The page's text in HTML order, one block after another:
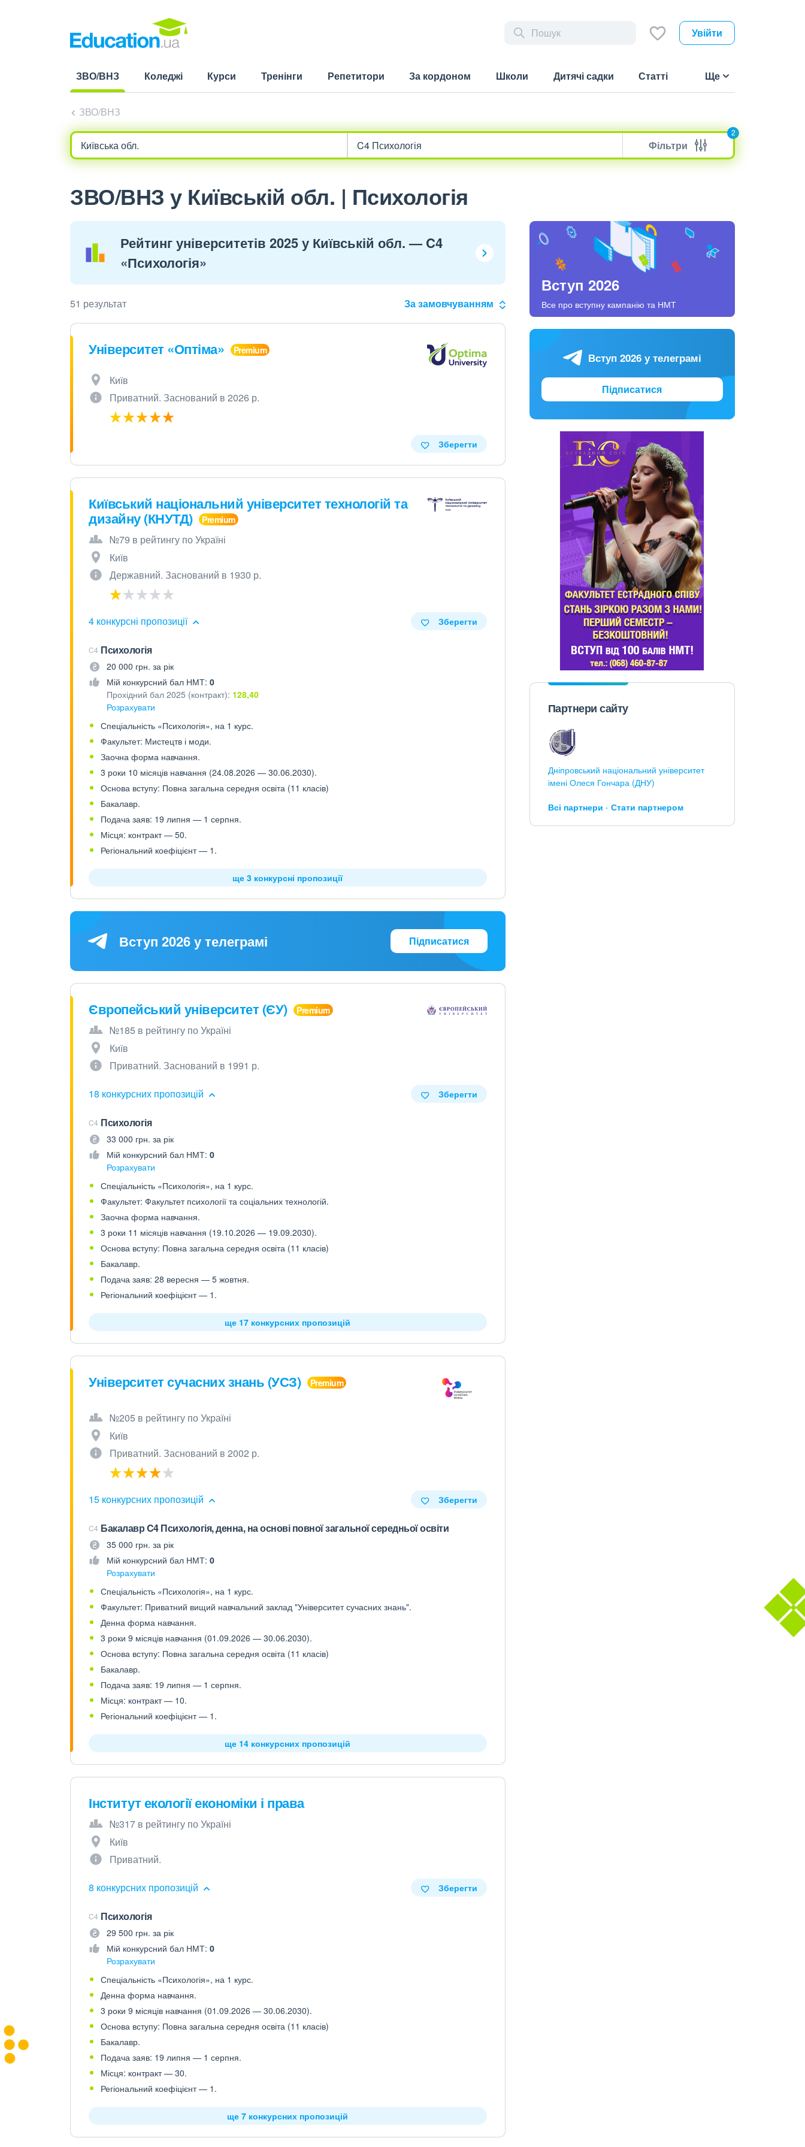
Увійти
ЗВО/ВНЗ
Коледжі Курси Тренінги Репетитори За кордоном Школи Дитячі садки Статті Ще
ЗВО/ВНЗ
Фільтри
2
ЗВО/ВНЗ у Київській обл. | Психологія
Рейтинг університетів 2025 у Київській обл. — C4
«Психологія»
51 результат За замовчуванням
Університет «Оптіма»
Київ
Приватний. Заснований в 2026 р.
Зберегти
Київський національний університет технологій та
дизайну (КНУТД)
№79 в рейтингу по Україні
Київ
Державний. Заснований в 1930 р.
4 конкурсні пропозиції Зберегти
C4 Психологія
20 000 грн. за рік
Мій конкурсний бал НМТ: 0
Прохідний бал 2025 (контракт): 128,40
Розрахувати
Спеціальність «Психологія», на 1 курс.
Факультет: Мистецтв і моди.
Заочна форма навчання.
3 роки 10 місяців навчання (24.08.2026 — 30.06.2030).
Основа вступу: Повна загальна середня освіта (11 класів)
Бакалавр.
Подача заяв: 19 липня — 1 серпня.
Місця: контракт — 50.
Регіональний коефіцієнт — 1.
ще 3 конкурсні пропозиції
Вступ 2026 у телеграмі Підписатися
Європейський університет (ЄУ)
№185 в рейтингу по Україні
Київ
Приватний. Заснований в 1991 р.
18 конкурсних пропозицій Зберегти
C4 Психологія
33 000 грн. за рік
Мій конкурсний бал НМТ: 0
Розрахувати
Спеціальність «Психологія», на 1 курс.
Факультет: Факультет психології та соціальних технологій.
Заочна форма навчання.
3 роки 11 місяців навчання (19.10.2026 — 19.09.2030).
Основа вступу: Повна загальна середня освіта (11 класів)
Бакалавр.
Подача заяв: 28 вересня — 5 жовтня.
Регіональний коефіцієнт — 1.
ще 17 конкурсних пропозицій
Університет сучасних знань (УСЗ)
№205 в рейтингу по Україні
Київ
Приватний. Заснований в 2002 р.
15 конкурсних пропозицій Зберегти
C4 Бакалавр C4 Психологія, денна, на основі повної загальної середньої освіти
35 000 грн. за рік
Мій конкурсний бал НМТ: 0
Розрахувати
Спеціальність «Психологія», на 1 курс.
Факультет: Приватний вищий навчальний заклад "Університет сучасних знань".
Денна форма навчання.
3 роки 9 місяців навчання (01.09.2026 — 30.06.2030).
Основа вступу: Повна загальна середня освіта (11 класів)
Бакалавр.
Подача заяв: 19 липня — 1 серпня.
Місця: контракт — 10.
Регіональний коефіцієнт — 1.
ще 14 конкурсних пропозицій
Інститут екології економіки і права
№317 в рейтингу по Україні
Київ
Приватний.
8 конкурсних пропозицій Зберегти
C4 Психологія
29 500 грн. за рік
Мій конкурсний бал НМТ: 0
Розрахувати
Спеціальність «Психологія», на 1 курс.
Денна форма навчання.
3 роки 9 місяців навчання (01.09.2026 — 30.06.2030).
Основа вступу: Повна загальна середня освіта (11 класів)
Бакалавр.
Подача заяв: 19 липня — 1 серпня.
Місця: контракт — 30.
Регіональний коефіцієнт — 1.
ще 7 конкурсних пропозицій
Вступ 2026
Все про вступну кампанію та НМТ
Вступ 2026 у телеграмі
Підписатися
Партнери сайту
Дніпровський національний університет
імені Олеся Гончара (ДНУ)
Всі партнери Стати партнером